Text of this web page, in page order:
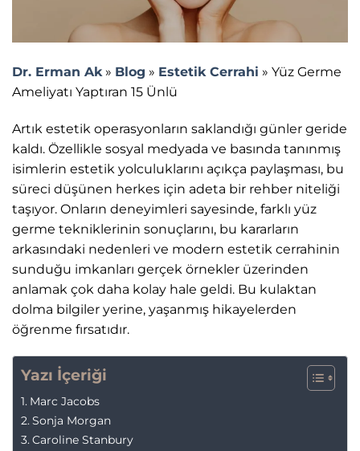
Dr. Erman Ak » Blog » Estetik Cerrahi » Yüz Germe
Ameliyatı Yaptıran 15 Ünlü
Artık estetik operasyonların saklandığı günler geride
kaldı. Özellikle sosyal medyada ve basında tanınmış
isimlerin estetik yolculuklarını açıkça paylaşması, bu
süreci düşünen herkes için adeta bir rehber niteliği
taşıyor. Onların deneyimleri sayesinde, farklı yüz
germe tekniklerinin sonuçlarını, bu kararların
arkasındaki nedenleri ve modern estetik cerrahinin
sunduğu imkanları gerçek örnekler üzerinden
anlamak çok daha kolay hale geldi. Bu kulaktan
dolma bilgiler yerine, yaşanmış hikayelerden
öğrenme fırsatıdır.
Yazı İçeriği
Marc Jacobs
Sonja Morgan
Caroline Stanbury